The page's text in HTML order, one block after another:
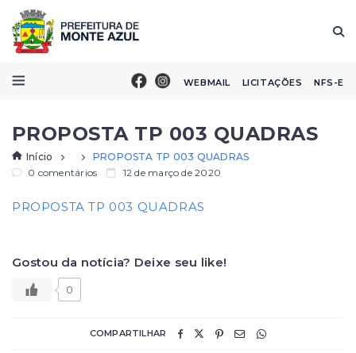
WEBMAIL LICITAÇÕES NFS-E
PROPOSTA TP 003 QUADRAS
Início
PROPOSTA TP 003 QUADRAS
0 comentários
12 de março de 2020
PROPOSTA TP 003 QUADRAS
Gostou da notícia? Deixe seu like!
0
COMPARTILHAR